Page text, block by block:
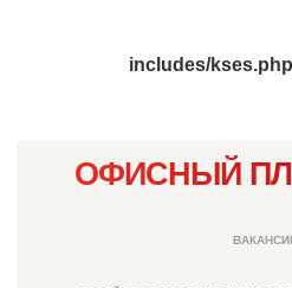
includes/kses.php
ОФИСНЫЙ